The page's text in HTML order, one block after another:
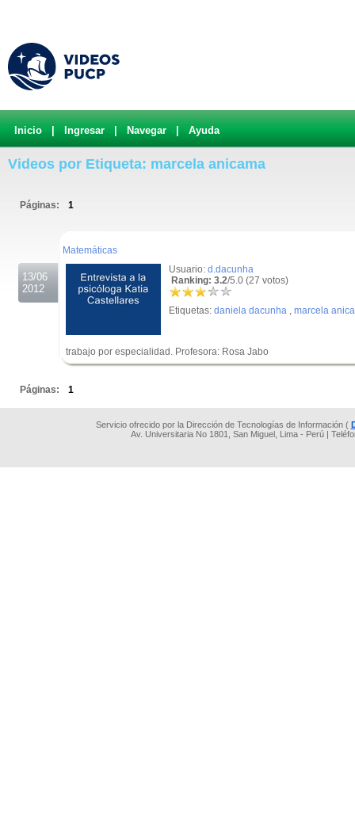
Inicio Ingresar Navegar Ayuda
Videos por Etiqueta: marcela anicama
Páginas: 1
13/06
2012
Matemáticas
Usuario: d.dacunha
Ranking: 3.2/5.0 (27 votos)
Etiquetas: daniela dacunha , marcela
trabajo por especialidad. Profesora: Rosa Jabo
Páginas: 1
Servicio ofrecido por la Dirección de Tecnologías de Información (
Av. Universitaria No 1801, San Miguel, Lima - Perú |